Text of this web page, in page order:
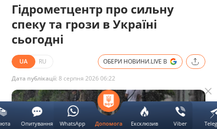
Гідрометцентр про сильну
спеку та грози в Україні
сьогодні
UA RU ОБЕРИ НОВИНИ.LIVE В
Дата публікації:8 серпня 2026 06:22
Допомога Ексклюзив Viber
Опитування WhatsApp